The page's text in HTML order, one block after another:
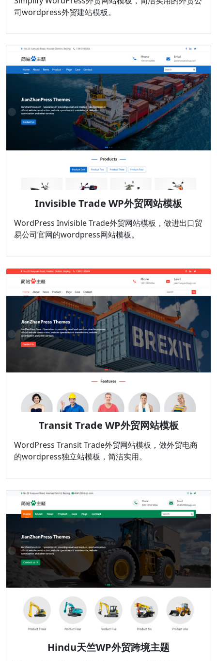
司wordpress外贸建站模板。
Invisible Trade WP外贸网站模板
WordPress Invisible Trade外贸网站模板，做进出口贸
易公司官网的wordpress网站模板。
Transit Trade WP外贸网站模板
WordPress Transit Trade外贸网站模板，做外贸电商
的wordpress独立站模板，简洁实用。
Hindu天竺WP外贸跨境主题